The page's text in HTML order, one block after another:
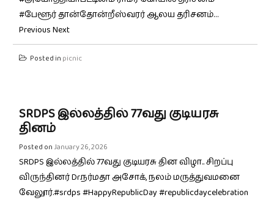
#பேளூர் தான்தோன்றீஸ்வரர் ஆலய தரிசனம்…
Previous Next
Posted in picnic
SRDPS இல்லத்தில் 77வது குடியரசு
தினம்
Posted on January 26, 2026
SRDPS இல்லத்தில் 77வது குடியரசு தின விழா.. சிறப்பு
விருந்தினர் Dr.நர்மதா அசோக், நலம் மருத்துவமனை
வேலூர்.#srdps #HappyRepublicDay #republicdaycelebration